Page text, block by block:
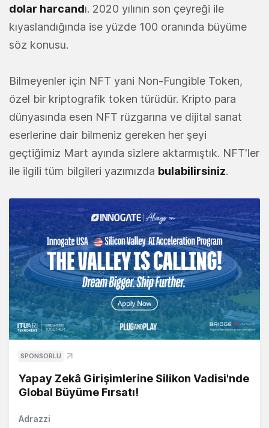
dolar harcandı. 2020 yılının son çeyreği ile
kıyaslandığında ise yüzde 100 oranında büyüme
söz konusu.
Bilmeyenler için NFT yani Non-Fungible Token,
özel bir kriptografik token türüdür. Kripto para
dünyasında esen NFT rüzgarına ve dijital sanat
eserlerine dair bilmeniz gereken her şeyi
geçtiğimiz Mart ayında sizlere aktarmıştık. NFT'ler
ile ilgili tüm bilgileri yazımızda bulabilirsiniz.
SPONSORLU
Yapay Zekâ Girişimlerine Silikon Vadisi'nde
Global Büyüme Fırsatı!
Adrazzi